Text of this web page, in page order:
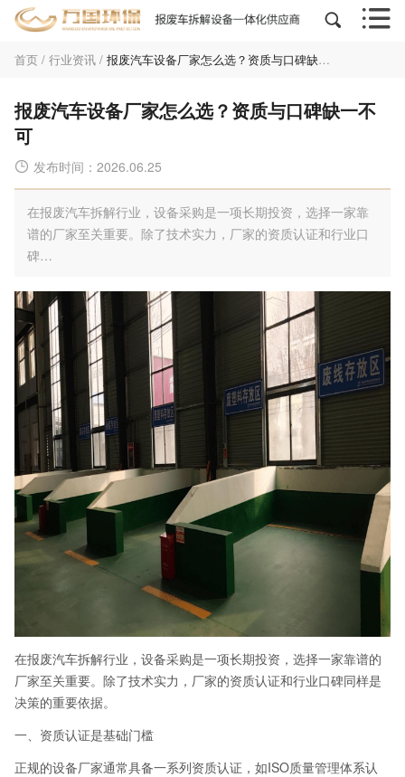
 
首页 / 行业资讯 / 报废汽车设备厂家怎么选？资质与口碑缺一不可
报废汽车设备厂家怎么选？资质与口碑缺一不
可
 发布时间：2026.06.25
在报废汽车拆解行业，设备采购是一项长期投资，选择一家靠
谱的厂家至关重要。除了技术实力，厂家的资质认证和行业口
碑…
在报废汽车拆解行业，设备采购是一项长期投资，选择一家靠谱的
厂家至关重要。除了技术实力，厂家的资质认证和行业口碑同样是
决策的重要依据。
一、资质认证是基础门槛
正规的设备厂家通常具备一系列资质认证，如ISO质量管理体系认